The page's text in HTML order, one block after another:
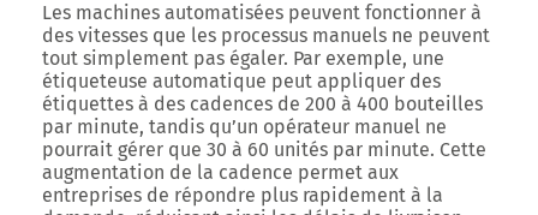
Les machines automatisées peuvent fonctionner à
des vitesses que les processus manuels ne peuvent
tout simplement pas égaler. Par exemple, une
étiqueteuse automatique peut appliquer des
étiquettes à des cadences de 200 à 400 bouteilles
par minute, tandis qu’un opérateur manuel ne
pourrait gérer que 30 à 60 unités par minute. Cette
augmentation de la cadence permet aux
entreprises de répondre plus rapidement à la